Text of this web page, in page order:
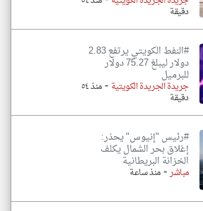
دقيقة
#النفط الكويتي يرتفع 2.83
دولار ليبلغ 75.27 دولار
للبرميل
جريدة الجريدة الكويتية - منذ ٥٤
دقيقة
#رئيس "إنيوس" يحذر:
إغلاق بحر الشمال يكلف
الخزانة البريطانية
مباشر-منذ ساعة